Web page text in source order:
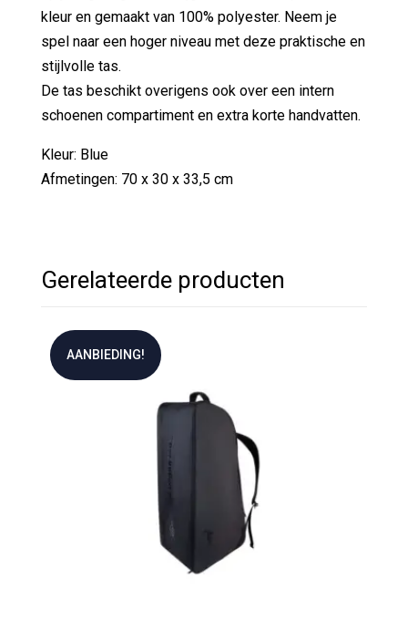
kleur en gemaakt van 100% polyester. Neem je
spel naar een hoger niveau met deze praktische en
stijlvolle tas.
De tas beschikt overigens ook over een intern
schoenen compartiment en extra korte handvatten.
Kleur: Blue
Afmetingen: 70 x 30 x 33,5 cm
Gerelateerde producten
AANBIEDING!